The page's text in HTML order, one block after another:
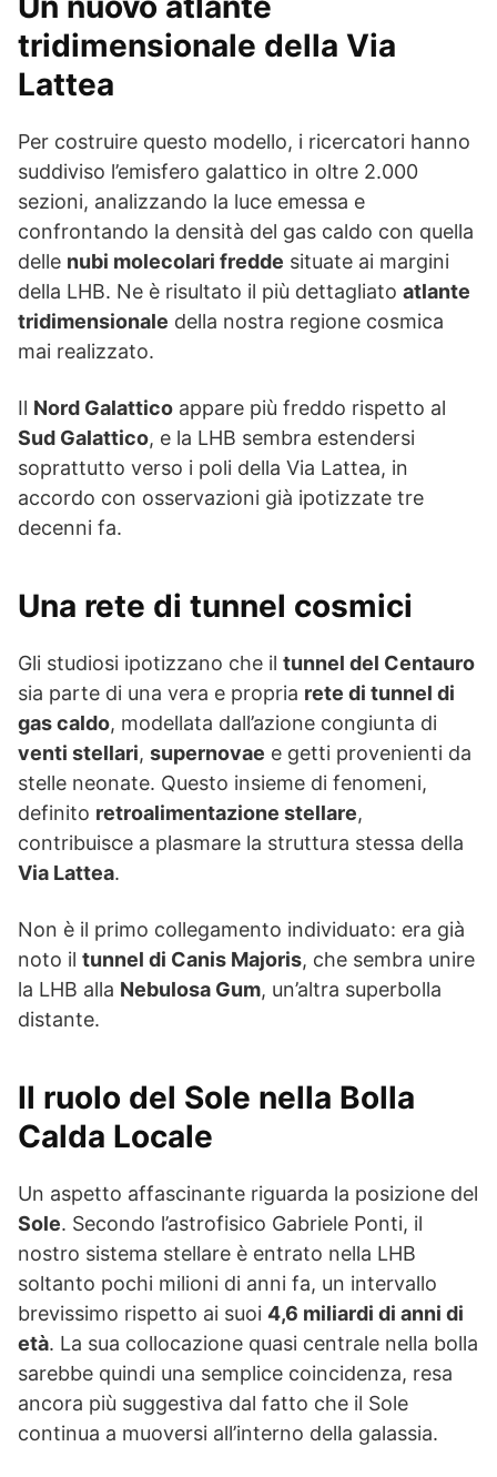
tridimensionale della Via
Lattea
Per costruire questo modello, i ricercatori hanno
suddiviso l’emisfero galattico in oltre 2.000
sezioni, analizzando la luce emessa e
confrontando la densità del gas caldo con quella
delle nubi molecolari fredde situate ai margini
della LHB. Ne è risultato il più dettagliato atlante
tridimensionale della nostra regione cosmica
mai realizzato.
Il Nord Galattico appare più freddo rispetto al
Sud Galattico, e la LHB sembra estendersi
soprattutto verso i poli della Via Lattea, in
accordo con osservazioni già ipotizzate tre
decenni fa.
Una rete di tunnel cosmici
Gli studiosi ipotizzano che il tunnel del Centauro
sia parte di una vera e propria rete di tunnel di
gas caldo, modellata dall’azione congiunta di
venti stellari, supernovae e getti provenienti da
stelle neonate. Questo insieme di fenomeni,
definito retroalimentazione stellare,
contribuisce a plasmare la struttura stessa della
Via Lattea.
Non è il primo collegamento individuato: era già
noto il tunnel di Canis Majoris, che sembra unire
la LHB alla Nebulosa Gum, un’altra superbolla
distante.
Il ruolo del Sole nella Bolla
Calda Locale
Un aspetto affascinante riguarda la posizione del
Sole. Secondo l’astrofisico Gabriele Ponti, il
nostro sistema stellare è entrato nella LHB
soltanto pochi milioni di anni fa, un intervallo
brevissimo rispetto ai suoi 4,6 miliardi di anni di
età. La sua collocazione quasi centrale nella bolla
sarebbe quindi una semplice coincidenza, resa
ancora più suggestiva dal fatto che il Sole
continua a muoversi all’interno della galassia.